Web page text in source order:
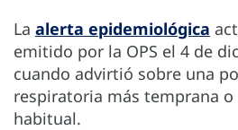
La alerta epidemiológica
emitido por la OPS el 4 de
cuando advirtió sobre una
respiratoria más temprana
habitual.